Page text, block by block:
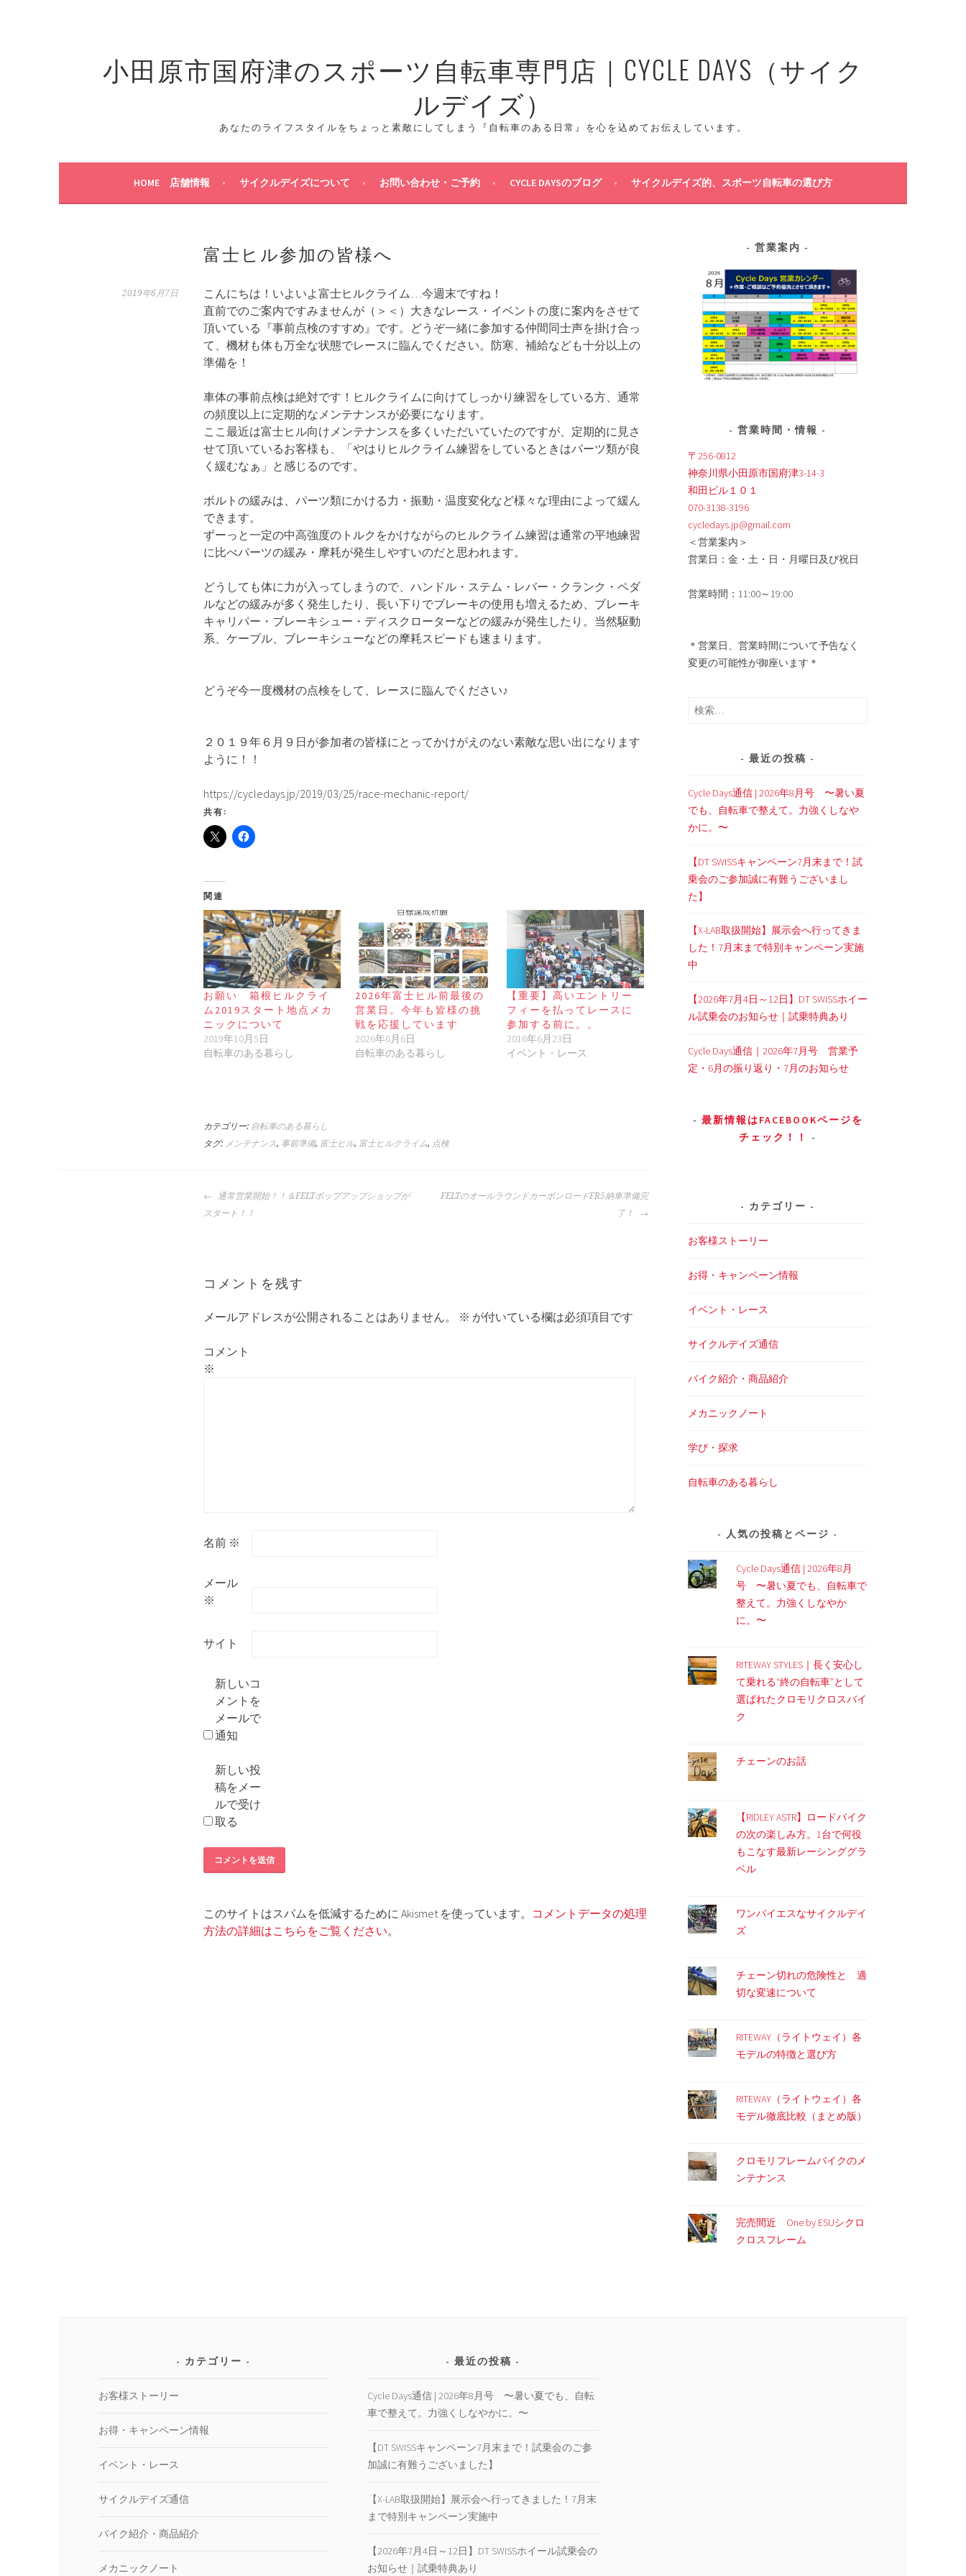
プ
小田原市国府津のスポーツ自転車専門店｜CYCLE DAYS（サイク
ルデイズ）
あなたのライフスタイルをちょっと素敵にしてしまう『自転車のある日常』を心を込めてお伝えしています。
HOME 店舗情報 サイクルデイズについて お問い合わせ・ご予約 CYCLE DAYSのブログ サイクルデイズ的、スポーツ自転車の選び方
富士ヒル参加の皆様へ
2019年6月7日
こんにちは！いよいよ富士ヒルクライム…今週末ですね！
直前でのご案内ですみませんが（＞＜）大きなレース・イベントの度に案内をさせて
頂いている『事前点検のすすめ』です。 どうぞ一緒に参加する仲間同士声を掛け合っ
て、機材も体も万全な状態でレースに臨んでください。防寒、補給なども十分以上の
準備を！
車体の事前点検は絶対です！ヒルクライムに向けてしっかり練習をしている方、通常
の頻度以上に定期的なメンテナンスが必要になります。
ここ最近は富士ヒル向けメンテナンスを多くいただいていたのですが、定期的に見さ
せて頂いているお客様も、「やはりヒルクライム練習をしているときはパーツ類が良
く緩むなぁ」と感じるのです。
ボルトの緩みは、パーツ類にかける力・振動・温度変化など様々な理由によって緩ん
できます。
ずーっと一定の中高強度のトルクをかけながらのヒルクライム練習は通常の平地練習
に比べパーツの緩み・摩耗が発生しやすいのだと思われます。
どうしても体に力が入ってしまうので、ハンドル・ステム・レバー・クランク・ペダ
ルなどの緩みが多く発生したり、長い下りでブレーキの使用も増えるため、ブレーキ
キャリパー・ブレーキシュー・ディスクローターなどの緩みが発生したり。当然駆動
系、ケーブル、ブレーキシューなどの摩耗スピードも速まります。
どうぞ今一度機材の点検をして、レースに臨んでください♪
２０１９年６月９日が参加者の皆様にとってかけがえのない素敵な思い出になります
ように！！
https://cycledays.jp/2019/03/25/race-mechanic-report/
共有:
関連
お願い 箱根ヒルクライ
ム2019スタート地点メカ
ニックについて
2019年10月5日
自転車のある暮らし
2026年富士ヒル前最後の
営業日。今年も皆様の挑
戦を応援しています
2026年6月6日
自転車のある暮らし
【重要】高いエントリー
フィーを払ってレースに
参加する前に。。
2016年6月23日
イベント・レース
カテゴリー: 自転車のある暮らし
タグ: メンテナンス, 事前準備, 富士ヒル, 富士ヒルクライム, 点検
投
稿
ー
ョ
通常営業開始！！＆FELTポップアップショップが
スタート！！
FELTのオールラウンドカーボンロードFR5納車準備完
了！
コメントを残す
メールアドレスが公開されることはありません。 ※ が付いている欄は必須項目です
コメント
※
名前 ※
メール
※
サイト
新しいコ
メントを
メールで
通知
新しい投
稿をメー
ルで受け
取る
このサイトはスパムを低減するために Akismet を使っています。 コメントデータの処理
方法の詳細はこちらをご覧ください。
営業案内
営業時間・情報
〒256-0812
神奈川県小田原市国府津3-14-3
和田ビル１０１
070-3138-3196
cycledays.jp@gmail.com
＜営業案内＞
営業日：金・土・日・月曜日及び祝日
営業時間：11:00～19:00
＊営業日、営業時間について予告なく
変更の可能性が御座います＊
検
最近の投稿
Cycle Days通信 | 2026年8月号 〜暑い夏
でも、自転車で整えて。力強くしなや
かに。〜
【DT SWISSキャンペーン7月末まで！試
乗会のご参加誠に有難うございまし
た】
【X-LAB取扱開始】展示会へ行ってきま
した！7月末まで特別キャンペーン実施
中
【2026年7月4日～12日】DT SWISSホイー
ル試乗会のお知らせ｜試乗特典あり
Cycle Days通信｜2026年7月号 営業予
定・6月の振り返り・7月のお知らせ
最新情報はFACEBOOKページを
チェック！！
カテゴリー
お客様ストーリー
お得・キャンペーン情報
イベント・レース
サイクルデイズ通信
バイク紹介・商品紹介
メカニックノート
学び・探求
自転車のある暮らし
人気の投稿とページ
Cycle Days通信 | 2026年8月
号 〜暑い夏でも、自転車で
整えて。力強くしなやか
に。〜
RITEWAY STYLES｜長く安心し
て乗れる“終の自転車”として
選ばれたクロモリクロスバイ
ク
チェーンのお話
【RIDLEY ASTR】ロードバイク
の次の楽しみ方。1台で何役
もこなす最新レーシンググラ
ベル
ワンバイエスなサイクルデイ
ズ
チェーン切れの危険性と 適
切な変速について
RITEWAY（ライトウェイ）各
モデルの特徴と選び方
RITEWAY（ライトウェイ）各
モデル徹底比較（まとめ版）
クロモリフレームバイクのメ
ンテナンス
完売間近 One by ESUシクロ
クロスフレーム
カテゴリー
お客様ストーリー
お得・キャンペーン情報
イベント・レース
サイクルデイズ通信
バイク紹介・商品紹介
メカニックノート
最近の投稿
Cycle Days通信 | 2026年8月号 〜暑い夏でも、自転
車で整えて。力強くしなやかに。〜
【DT SWISSキャンペーン7月末まで！試乗会のご参
加誠に有難うございました】
【X-LAB取扱開始】展示会へ行ってきました！7月末
まで特別キャンペーン実施中
【2026年7月4日～12日】DT SWISSホイール試乗会の
お知らせ｜試乗特典あり